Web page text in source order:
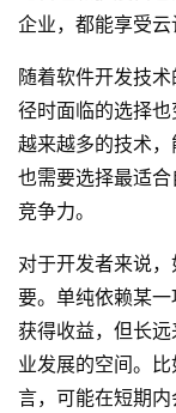
企业，都能享受云
随着软件开发技
径时面临的选择
越来越多的技术
也需要选择最适
竞争力。
对于开发者来说
要。单纯依赖某一
获得收益，但长
业发展的空间。
言，可能在短期